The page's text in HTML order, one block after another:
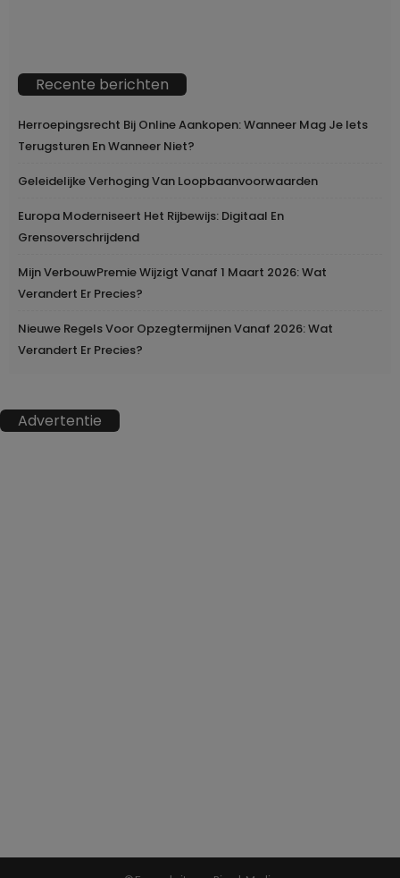
Recente berichten
Herroepingsrecht Bij Online Aankopen: Wanneer Mag Je Iets
Terugsturen En Wanneer Niet?
Geleidelijke Verhoging Van Loopbaanvoorwaarden
Europa Moderniseert Het Rijbewijs: Digitaal En
Grensoverschrijdend
Mijn VerbouwPremie Wijzigt Vanaf 1 Maart 2026: Wat
Verandert Er Precies?
Nieuwe Regels Voor Opzegtermijnen Vanaf 2026: Wat
Verandert Er Precies?
Advertentie